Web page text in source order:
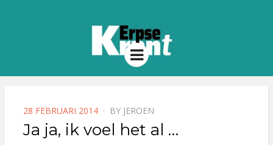
Menu
POSTED
ON
28 FEBRUARI 2014 BY JEROEN
Ja ja, ik voel het al …